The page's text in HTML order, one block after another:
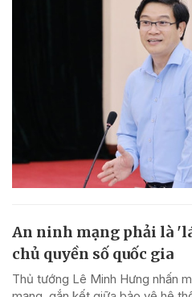
An ninh mạng phải là
chủ quyền số quốc gia
Thủ tướng Lê Minh Hưng nhấn